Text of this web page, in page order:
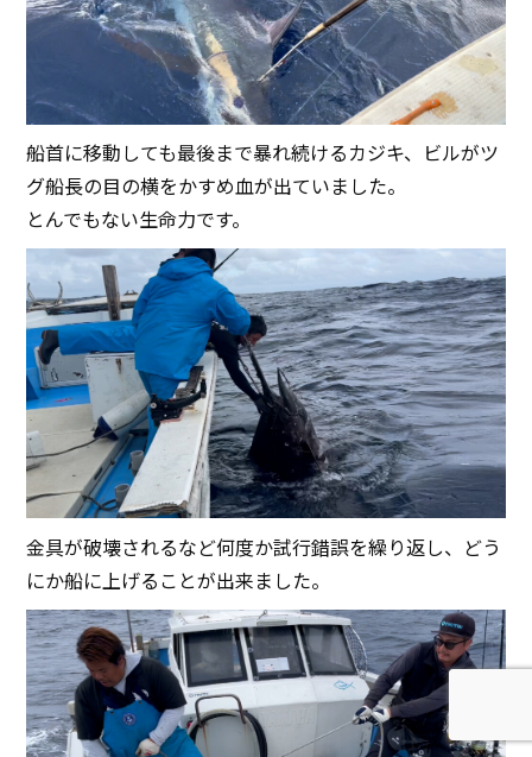
船首に移動しても最後まで暴れ続けるカジキ、ビルがツ
グ船長の目の横をかすめ血が出ていました。
とんでもない生命力です。
金具が破壊されるなど何度か試行錯誤を繰り返し、どう
にか船に上げることが出来ました。